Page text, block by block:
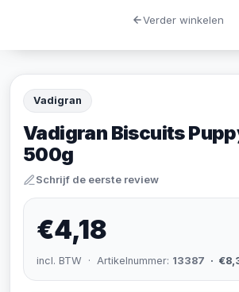
Vadigran
Vadigran Biscuits
500g
Schrijf de eerste review
€4,18
incl. BTW · Artikelnummer: 13387 ·
Verder winkelen